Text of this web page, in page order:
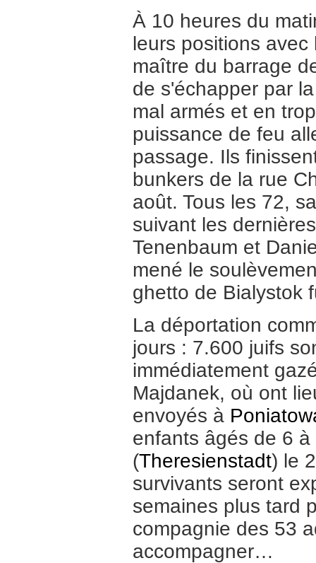
À 10 heures du
leurs positions
maître du barrage
de s'échapper par
mal armés et en
puissance de feu
passage. Ils
bunkers de la rue
août. Tous les 72,
suivant les
Tenenbaum et
mené le
ghetto de Bialystok
La déportation
jours : 7.600 juifs
immédiatement
Majdanek, où ont
envoyés à
enfants âgés de 6
(Theresienstadt) le
survivants seront
semaines plus tard
compagnie des 53
accompagner…